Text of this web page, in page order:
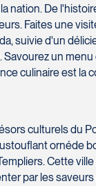
De
Faites une
suivie d'un
un
culinaire est la
culturels
ornéde
Cette
par les